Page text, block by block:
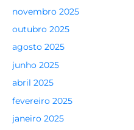
novembro 2025
outubro 2025
agosto 2025
junho 2025
abril 2025
fevereiro 2025
janeiro 2025